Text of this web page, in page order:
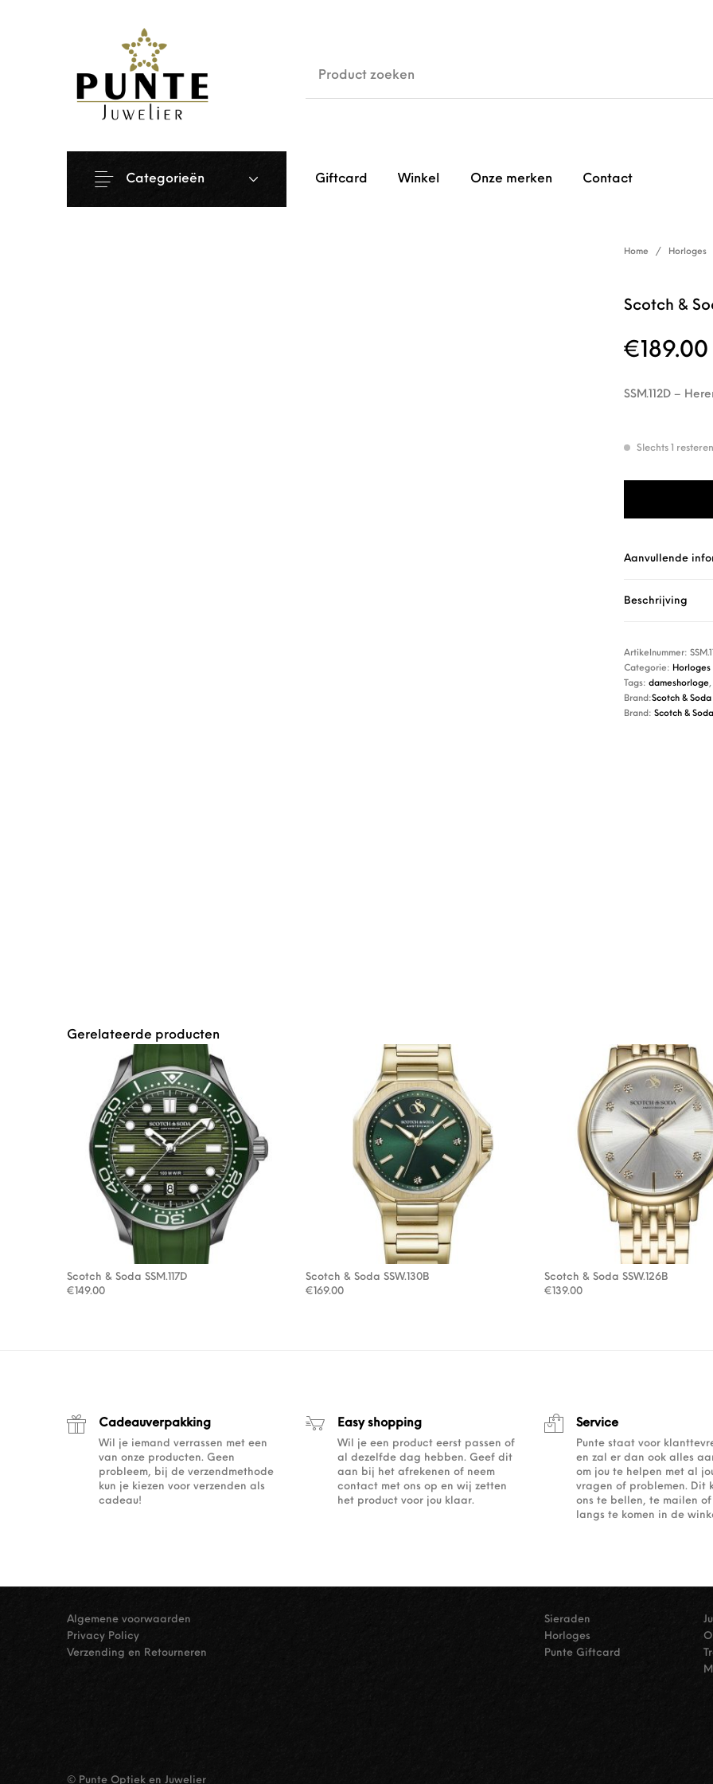
Giftcard Winkel Onze merken Contact
Categorieën
Home / Horloges
Scotch &
€ 189.00
SSM.112D –
Slechts 1
Aanvullende
Beschrijving
Artikelnummer:
Categorie: Horloges
Tags: dameshorloge,
Brand:Scotch & Soda
Brand: Scotch & Soda
Gerelateerde producten
Scotch & Soda SSM.117D
€149.00
Scotch & Soda SSW.130B
€169.00
Scotch & Soda SSW.126B
€139.00
Cadeauverpakking
Wil je iemand verrassen met een
van onze producten. Geen
probleem, bij de verzendmethode
kun je kiezen voor verzenden als
cadeau!
Easy shopping
Wil je een product eerst passen of
al dezelfde dag hebben. Geef dit
aan bij het afrekenen of neem
contact met ons op en wij zetten
het product voor jou klaar.
Service
Punte staat voor
en zal er dan ook alles
om jou te helpen met al
vragen of problemen. Dit
ons te bellen, te mailen
langs te komen in de
Algemene voorwaarden
Privacy Policy
Verzending en Retourneren
Sieraden
Horloges
Punte Giftcard
© Punte Optiek en Juwelier